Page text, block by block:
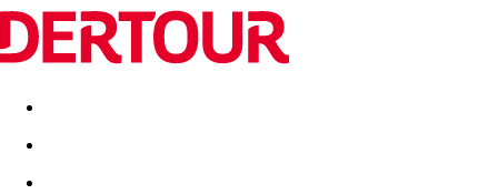
Destinatii Vacanta perfecta OFERTE DE NERATAT